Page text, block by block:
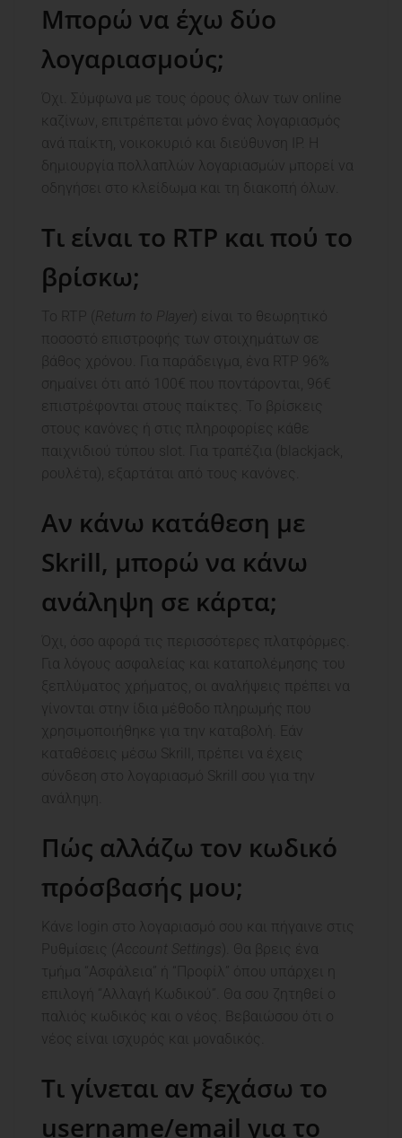
Μπορώ να έχω δύο
λογαριασμούς;
Όχι. Σύμφωνα με τους όρους όλων των online
καζίνων, επιτρέπεται μόνο ένας λογαριασμός
ανά παίκτη, νοικοκυριό και διεύθυνση IP. Η
δημιουργία πολλαπλών λογαριασμών μπορεί να
οδηγήσει στο κλείδωμα και τη διακοπή όλων.
Τι είναι το RTP και πού το
βρίσκω;
Το RTP ( Return to Player ) είναι το θεωρητικό
ποσοστό επιστροφής των στοιχημάτων σε
βάθος χρόνου. Για παράδειγμα, ένα RTP 96%
σημαίνει ότι από 100€ που ποντάρονται, 96€
επιστρέφονται στους παίκτες. Το βρίσκεις
στους κανόνες ή στις πληροφορίες κάθε
παιχνιδιού τύπου slot. Για τραπέζια (blackjack,
ρουλέτα), εξαρτάται από τους κανόνες.
Αν κάνω κατάθεση με
Skrill, μπορώ να κάνω
ανάληψη σε κάρτα;
Όχι, όσο αφορά τις περισσότερες πλατφόρμες.
Για λόγους ασφαλείας και καταπολέμησης του
ξεπλύματος χρήματος, οι αναλήψεις πρέπει να
γίνονται στην ίδια μέθοδο πληρωμής που
χρησιμοποιήθηκε για την καταβολή. Εάν
καταθέσεις μέσω Skrill, πρέπει να έχεις
σύνδεση στο λογαριασμό Skrill σου για την
ανάληψη.
Πώς αλλάζω τον κωδικό
πρόσβασής μου;
Κάνε login στο λογαριασμό σου και πήγαινε στις
Ρυθμίσεις ( Account Settings
). Θα βρεις ένα
τμήμα “Ασφάλεια” ή “Προφίλ” όπου υπάρχει η
επιλογή “Αλλαγή Κωδικού”. Θα σου ζητηθεί ο
παλιός κωδικός και ο νέος. Βεβαιώσου ότι ο
νέος είναι ισχυρός και μοναδικός.
Τι γίνεται αν ξεχάσω το
username/email για το